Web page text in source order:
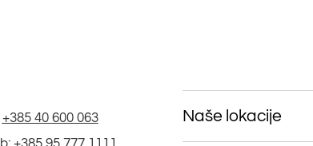
+385 40 600 063
Naše lokacije